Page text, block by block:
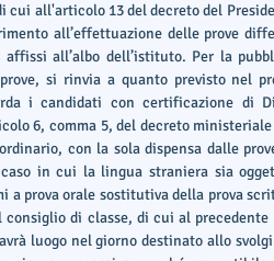
all'articolo 13 del decreto del
all’effettuazione delle prove
all’albo dell’istituto. Per la
si rinvia a quanto previsto nel
i candidati con certificazione di
6, comma 5, del decreto
con la sola dispensa dalle
in cui la lingua straniera sia
prova orale sostitutiva della prova
di classe, di cui al
luogo nel giorno destinato allo